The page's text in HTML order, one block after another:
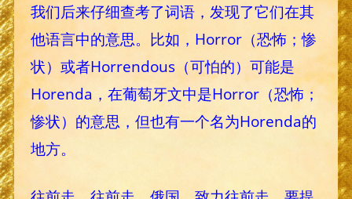
我们后来仔细查考了词语，发现了它们在其
他语言中的意思。比如，Horror（恐怖；惨
状）或者Horrendous（可怕的）可能是
Horenda，在葡萄牙文中是Horror（恐怖；
惨状）的意思，但也有一个名为Horenda的
地方。